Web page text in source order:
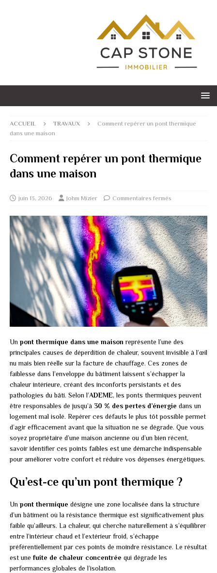
ACCUEIL TRAVAUX
Comment repérer un pont thermique
dans une maison
Comment repérer un pont thermique
dans une maison
juin 13, 2026 Johm Mizier Commentaires fermés
Un pont thermique dans une maison représente l’une des
principales causes de déperdition de chaleur, souvent invisible à l’œil
nu mais bien réelle sur la facture de chauffage. Ces zones de
faiblesse dans l’enveloppe du bâtiment laissent s’échapper la
chaleur intérieure, créant des inconforts persistants et des
pathologies du bâti. Selon l’ADEME, les ponts thermiques peuvent
être responsables de jusqu’à 30 % des pertes d’énergie dans un
logement mal isolé. Repérer ces défauts le plus tôt possible permet
d’agir efficacement avant que la situation ne se dégrade. Que vous
soyez propriétaire d’une maison ancienne ou d’un bien récent,
savoir identifier ces points faibles est une démarche indispensable
pour améliorer votre confort et réduire vos dépenses énergétiques.
Qu’est-ce qu’un pont thermique ?
Un pont thermique désigne une zone localisée dans la structure
d’un bâtiment où la résistance thermique est significativement plus
faible qu’ailleurs. La chaleur, qui cherche naturellement à s’équilibrer
entre l’intérieur chaud et l’extérieur froid, s’échappe
préférentiellement par ces points de moindre résistance. Le résultat
est une fuite de chaleur concentrée qui dégrade les
performances globales de l’isolation.